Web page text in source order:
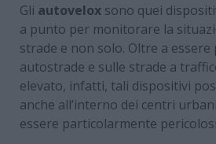
Gli autovelox sono quei
a punto per monitorare la
strade e non solo. Oltre a
autostrade e sulle strade a
elevato, infatti, tali dispositivi
anche all’interno dei centri
essere particolarmente